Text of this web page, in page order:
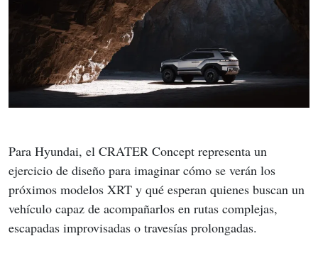
Para Hyundai, el CRATER Concept representa un
ejercicio de diseño para imaginar cómo se verán los
próximos modelos XRT y qué esperan quienes buscan un
vehículo capaz de acompañarlos en rutas complejas,
escapadas improvisadas o travesías prolongadas.